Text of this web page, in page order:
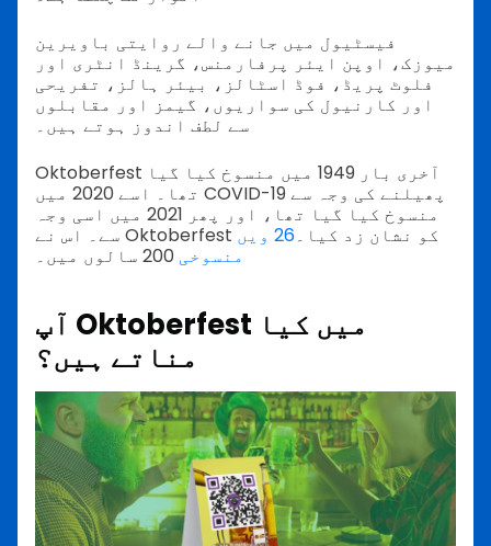
فیسٹیول میں جانے والے روایتی باویرین
میوزک، اوپن ایئر پرفارمنس، گرینڈ انٹری اور
فلوٹ پریڈ، فوڈ اسٹالز، بیئر ہالز، تفریحی
اور کارنیول کی سواریوں، گیمز اور مقابلوں
سے لطف اندوز ہوتے ہیں۔
Oktoberfest آخری بار 1949 میں منسوخ کیا گیا
تھا۔ اسے 2020 میں COVID-19 پھیلنے کی وجہ سے
منسوخ کیا گیا تھا، اور پھر 2021 میں اسی وجہ
سے۔ اس نے Oktoberfest کو نشان زد کیا۔
26 ویں
منسوخی
آپ Oktoberfest میں کیا
مناتے ہیں؟